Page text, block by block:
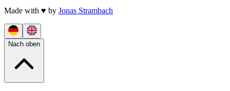
Made with ♥ by Jonas Strambach
Nach oben